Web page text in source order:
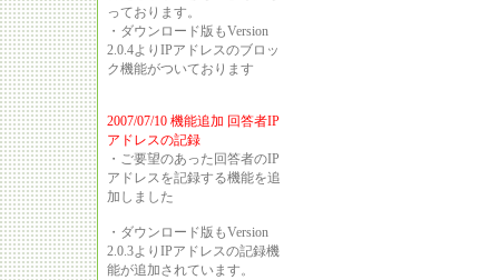
っております。
・ダウンロード版もVersion
2.0.4よりIPアドレスのブロッ
ク機能がついております
2007/07/10 機能追加 回答者IP
アドレスの記録
・ご要望のあった回答者のIP
アドレスを記録する機能を追
加しました
・ダウンロード版もVersion
2.0.3よりIPアドレスの記録機
能が追加されています。